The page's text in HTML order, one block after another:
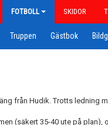
FOTBOLL SKIDOR
Truppen Gästbok
från Hudik. Trotts ledning
(säkert 35-40 ute på plan),